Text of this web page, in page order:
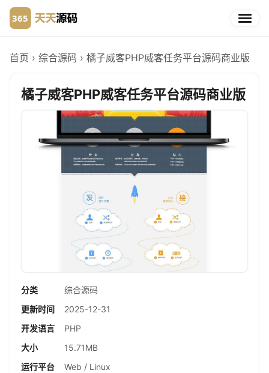
首页 › 综合源码 › 橘子威客PHP威客任务平台源码商业版
橘子威客PHP威客任务平台源码商业版
分类
综合源码
更新时间
2025-12-31
开发语言
PHP
大小
15.71MB
运行平台
Web / Linux